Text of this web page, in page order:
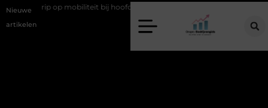
Nieuwe
artikelen
Grip op mobiliteit bij hoofdstedelijke evenementen